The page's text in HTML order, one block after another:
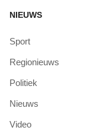
NIEUWS
Sport
Regionieuws
Politiek
Nieuws
Video